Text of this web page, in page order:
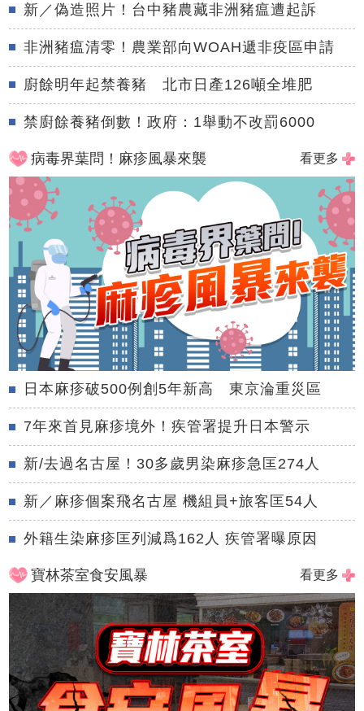
新／偽造照片！台中豬農藏非洲豬瘟遭起訴
非洲豬瘟清零！農業部向WOAH遞非疫區申請
廚餘明年起禁養豬 北市日產126噸全堆肥
禁廚餘養豬倒數！政府：1舉動不改罰6000
病毒界葉問！麻疹風暴來襲 看更多
日本麻疹破500例創5年新高 東京淪重災區
7年來首見麻疹境外！疾管署提升日本警示
新/去過名古屋！30多歲男染麻疹急匡274人
新／麻疹個案飛名古屋 機組員+旅客匡54人
外籍生染麻疹匡列減爲162人 疾管署曝原因
寶林茶室食安風暴 看更多